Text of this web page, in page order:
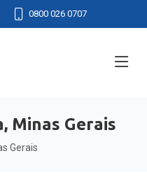
0800 026 0707
Minas Gerais
Gerais